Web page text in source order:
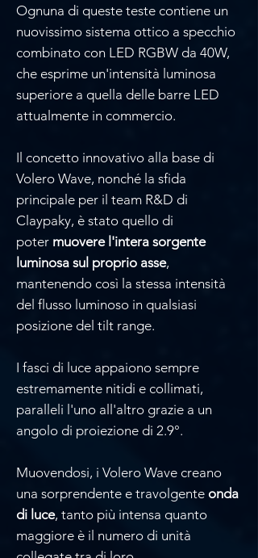
Ognuna di queste teste contiene un
nuovissimo sistema ottico a specchio
combinato con LED RGBW da 40W,
che esprime un'intensità luminosa
superiore a quella delle barre LED
attualmente in commercio.
Il concetto innovativo alla base di
Volero Wave, nonché la sfida
principale per il team R&D di
Claypaky, è stato quello di
poter muovere l'intera sorgente
luminosa sul proprio asse,
mantenendo così la stessa intensità
del flusso luminoso in qualsiasi
posizione del tilt range.
I fasci di luce appaiono sempre
estremamente nitidi e collimati,
paralleli l'uno all'altro grazie a un
angolo di proiezione di 2.9°.
Muovendosi, i Volero Wave creano
una sorprendente e travolgente onda
di luce, tanto più intensa quanto
maggiore è il numero di unità